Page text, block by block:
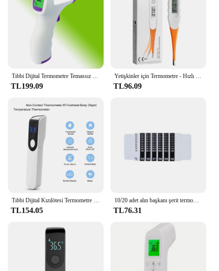
Tıbbi Dijital Termometre Temassız Kızılötesi Vücut Sıcaklığı Cihazı Bebek Yetişkinler için Ateş Ölçü Aracı Ateş Monitörü
TL199.09
Yetişkinler için Termometre - Hızlı Okuma, Doğru Ateş Termometresi, Bazal Dijital Termometre
TL96.09
Tıbbi Dijital Kızılötesi Termometre Hızlı Sıcaklık Ölçümü Ev kullanımı El Vücut Alın temassız Termometre
TL154.05
10/20 adet alın başkanı şerit termometre su süt termometre ateş vücut bebek çocuk çocuk testi sıcaklık Sticker bebek bakımı
TL76.31